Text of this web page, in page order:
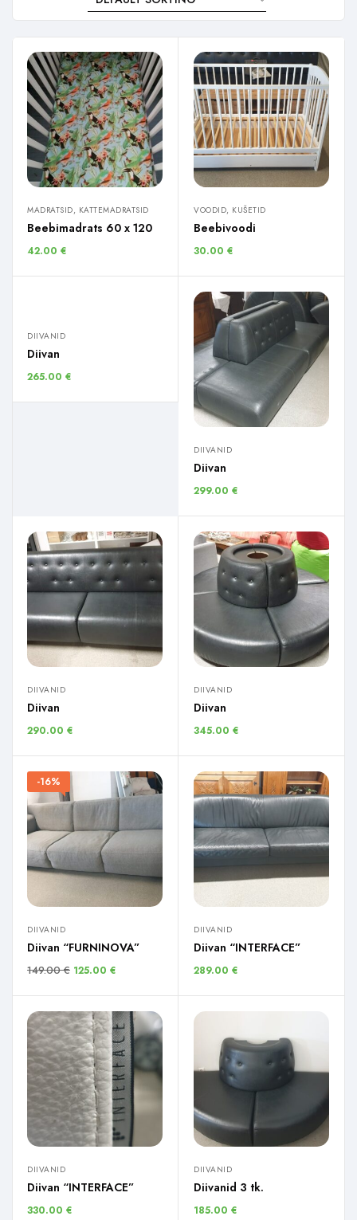
MADRATSID, KATTEMADRATSID
Beebimadrats 60 x 120
42.00 €
VOODID, KUŠETID
Beebivoodi
30.00 €
DIIVANID
Diivan
265.00 €
DIIVANID
Diivan
299.00 €
DIIVANID
Diivan
290.00 €
DIIVANID
Diivan
345.00 €
-16%
DIIVANID
Diivan “FURNINOVA”
149.00€ 125.00 €
DIIVANID
Diivan “INTERFACE”
289.00 €
DIIVANID
Diivan “INTERFACE”
330.00 €
DIIVANID
Diivanid 3 tk.
185.00 €